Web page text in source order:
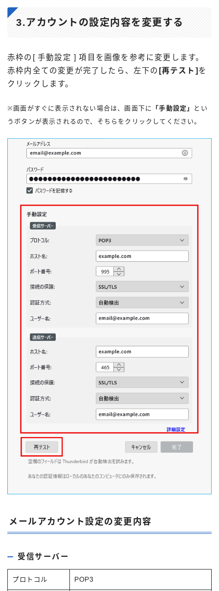
3.アカウントの設定内容を変更する
赤枠の[ 手動設定 ] 項目を画像を参考に変更します。
赤枠内全ての変更が完了したら、左下の [再テスト] を
クリックします。
※画面がすぐに表示されない場合は、画面下に 「手動設定」
とい
うボタンが表示されるので、そちらをクリックしてください。
メールアカウント設定の変更内容
受信サーバー
プロトコル POP3